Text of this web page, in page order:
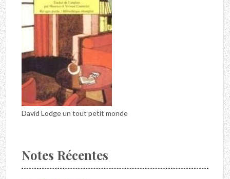
David Lodge un tout petit monde
Notes Récentes